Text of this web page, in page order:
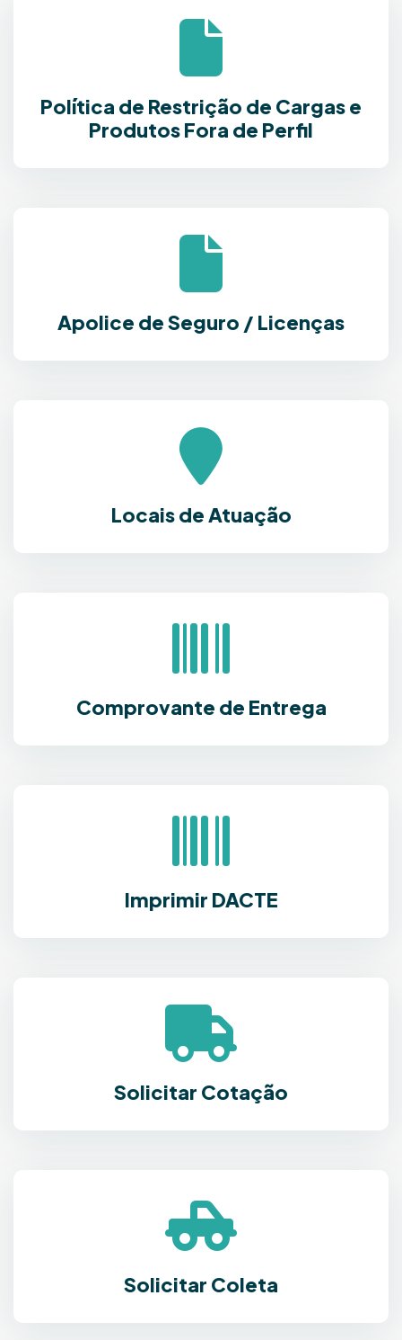
Política de Restrição de Cargas e
Produtos Fora de Perfil
Apolice de Seguro / Licenças
Locais de Atuação
Comprovante de Entrega
Imprimir DACTE
Solicitar Cotação
Solicitar Coleta